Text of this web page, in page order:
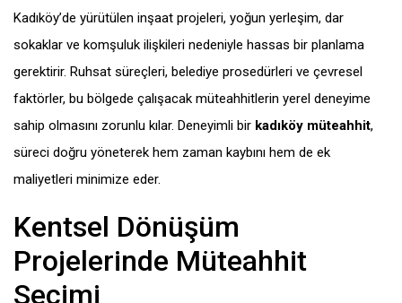
Kadıköy’de yürütülen inşaat projeleri, yoğun yerleşim, dar
sokaklar ve komşuluk ilişkileri nedeniyle hassas bir planlama
gerektirir. Ruhsat süreçleri, belediye prosedürleri ve çevresel
faktörler, bu bölgede çalışacak müteahhitlerin yerel deneyime
sahip olmasını zorunlu kılar. Deneyimli bir kadıköy müteahhit,
süreci doğru yöneterek hem zaman kaybını hem de ek
maliyetleri minimize eder.
Kentsel Dönüşüm
Projelerinde Müteahhit
Seçimi